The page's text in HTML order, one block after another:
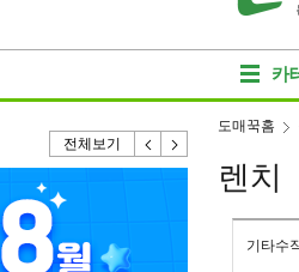
카
전체보기
도매꾹홈
렌치
기타수